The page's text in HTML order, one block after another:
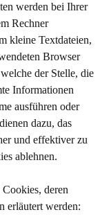
werden bei Ihrer
Rechner
kleine Textdateien,
Browser
der Stelle, die
Informationen
ausführen oder
dazu, das
und effektiver zu
ablehnen.
deren
erläutert werden: